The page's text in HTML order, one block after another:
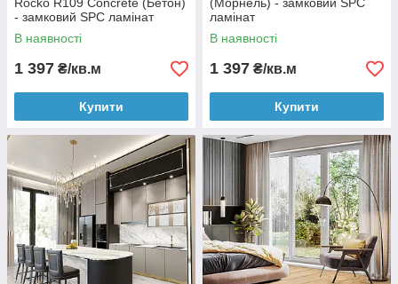
- замковий SPC ламінат
В наявності
1 397 ₴/кв.м
Купити
ламінат
В наявності
1 397 ₴/кв.м
Купити